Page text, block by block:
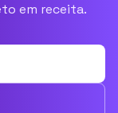
em receita.